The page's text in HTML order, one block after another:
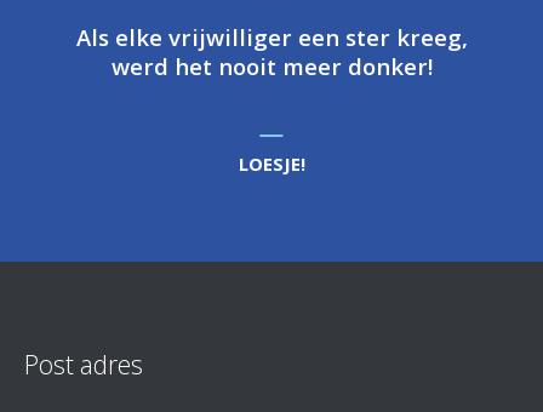
Als elke vrijwilliger een ster kreeg,
werd het nooit meer donker!
LOESJE!
Post adres